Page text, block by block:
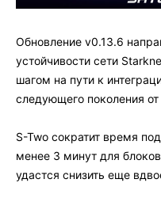
Обновление v0.13.6
устойчивости сети
шагом на пути к
следующего поколения
S-Two сократит время
менее 3 минут для
удастся снизить еще